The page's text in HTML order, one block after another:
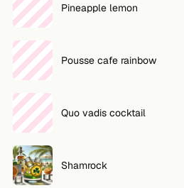
Pineapple lemon
Pousse cafe rainbow
Quo vadis cocktail
Shamrock